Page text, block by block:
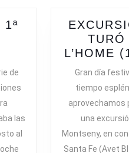
1ª
08:de
las
al
TURÓ
L’HOME
Gran día
tiempo
aprovechamos
una
Montseny, en
Santa Fe (Avet